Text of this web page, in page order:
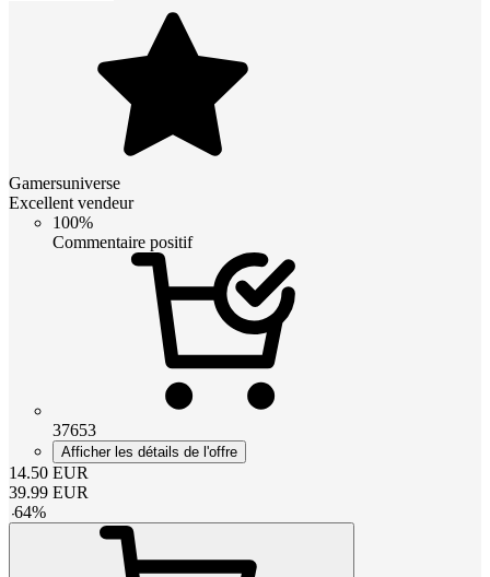
Gamersuniverse
Excellent vendeur
100%
Commentaire positif
37653
Afficher les détails de l'offre
14.50 EUR
39.99 EUR
-64%